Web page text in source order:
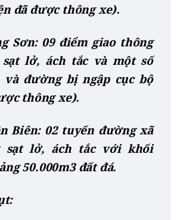
đã được thông xe).
Sơn: 09 điểm giao thông
lở, ách tắc và một số
và đường bị ngập cục bộ
thông xe).
Biên: 02 tuyến đường xã
sạt lở, ách tắc với khối
50.000m3 đất đá.